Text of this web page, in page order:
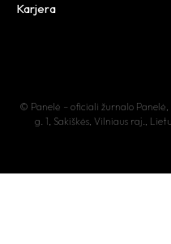
Karjera
© Panelė – oficiali žurnalo Panelė,
g. 1, Sakiškės, Vilniaus raj.,